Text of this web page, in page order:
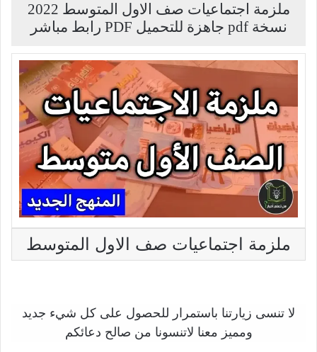
ملزمة اجتماعيات صف الاول المتوسط 2022
نسخة pdf جاهزة للتحميل PDF رابط مباشر
ملزمة اجتماعيات صف الاول المتوسط
لا تنسى زيارتنا باستمرار للحصول على كل شيء جديد
ومميز معنا لاتنسونا من صالح دعائكم